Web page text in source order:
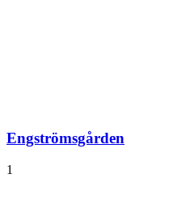
Engströmsgården
1